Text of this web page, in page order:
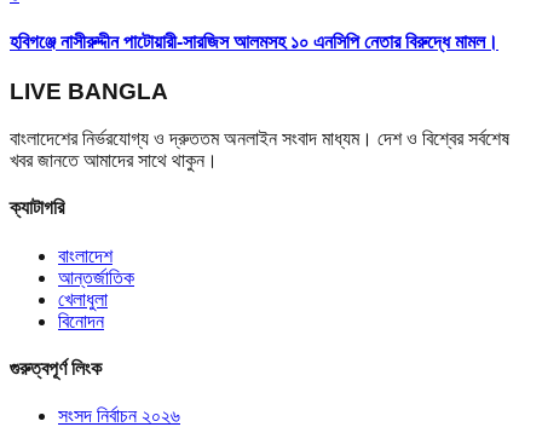
হবিগঞ্জে নাসীরুদ্দীন পাটোয়ারী-সারজিস আলমসহ ১০ এনসিপি নেতার বিরুদ্ধে মামল।
LIVE BANGLA
বাংলাদেশের নির্ভরযোগ্য ও দ্রুততম অনলাইন সংবাদ মাধ্যম। দেশ ও বিশ্বের সর্বশেষ
খবর জানতে আমাদের সাথে থাকুন।
ক্যাটাগরি
বাংলাদেশ
আন্তর্জাতিক
খেলাধুলা
বিনোদন
গুরুত্বপূর্ণ লিংক
সংসদ নির্বাচন ২০২৬